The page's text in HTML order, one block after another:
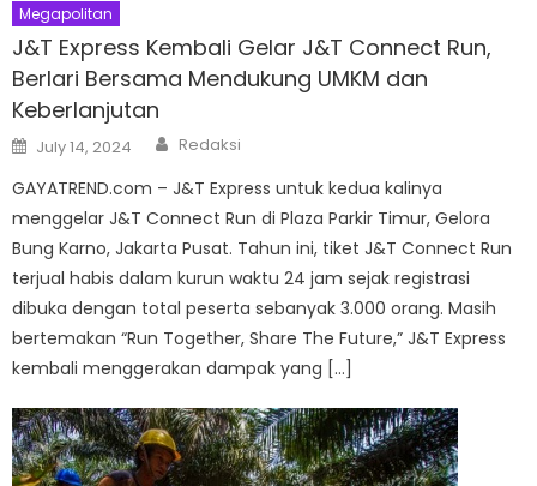
Megapolitan
J&T Express Kembali Gelar J&T Connect Run,
Berlari Bersama Mendukung UMKM dan
Keberlanjutan
Posted
on
July 14, 2024 Author
Redaksi
GAYATREND.com – J&T Express untuk kedua kalinya
menggelar J&T Connect Run di Plaza Parkir Timur, Gelora
Bung Karno, Jakarta Pusat. Tahun ini, tiket J&T Connect Run
terjual habis dalam kurun waktu 24 jam sejak registrasi
dibuka dengan total peserta sebanyak 3.000 orang. Masih
bertemakan “Run Together, Share The Future,” J&T Express
kembali menggerakan dampak yang […]